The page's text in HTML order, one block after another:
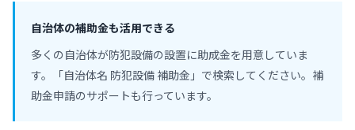
自治体の補助金も活用できる
多くの自治体が防犯設備の設置に助成金を用意していま
す。「自治体名 防犯設備 補助金」で検索してください。補
助金申請のサポートも行っています。